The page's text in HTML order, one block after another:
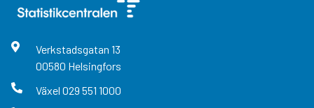
Verkstadsgatan 13
00580 Helsingfors
Växel 029 551 1000